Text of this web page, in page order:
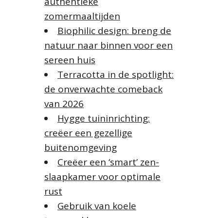
:zomermaaltijden
Biophilic design: breng de
natuur naar binnen voor een
sereen huis
Terracotta in de spotlight:
de onverwachte comeback
van 2026
Hygge tuininrichting:
creëer een gezellige
buitenomgeving
Creëer een ‘smart’ zen-
slaapkamer voor optimale
rust
Gebruik van koele